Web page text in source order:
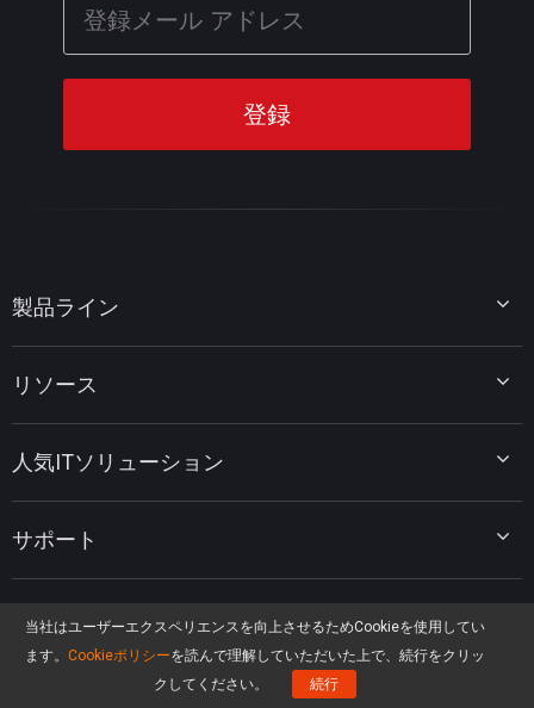
当社はユーザーエクスペリエンスを向上させるためCookieを使用してい
ます。 Cookieポリシーを読んで理解していただいた上で、続行をクリッ
クしてください。
続行
製品ライン
MiniTool Power Data Recovery
MiniTool PDF Editor
MiniTool MovieMaker
MiniTool uTube Downloader
リソース
データ復元ヒント
PDF編集ヒント
動画編集ヒント
ビデオ変換ヒント
画面録画ヒント
人気ITソリューション
MiniTool ニュースセンター
サポート
FAQセンター
ヘルプ